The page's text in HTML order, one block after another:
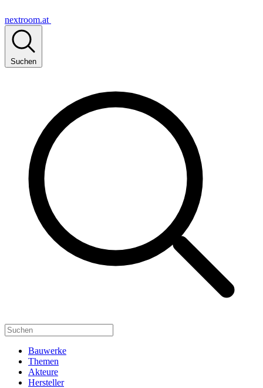
nextroom.at
Suchen
Bauwerke
Themen
Akteure
Hersteller